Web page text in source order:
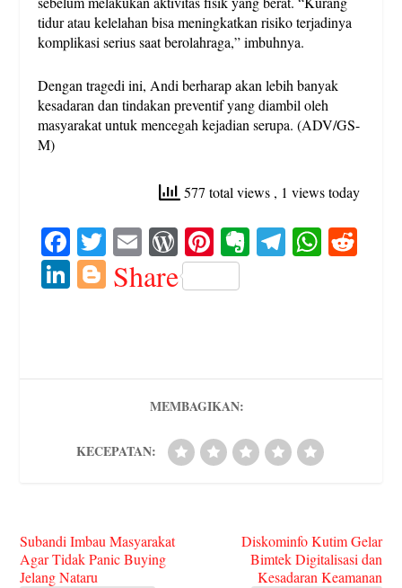
tidur atau kelelahan bisa meningkatkan risiko terjadinya
komplikasi serius saat berolahraga,” imbuhnya.
Dengan tragedi ini, Andi berharap akan lebih banyak
kesadaran dan tindakan preventif yang diambil oleh
masyarakat untuk mencegah kejadian serupa. (ADV/GS-
M)
577 total views , 1 views today
Fa
ce
bo
T
wi
tte
E
m
ail
W
or
d
s
Pi
nt
er
E Te W
Li Bl
Share
MEMBAGIKAN:
KECEPATAN:
Subandi Imbau Masyarakat
Agar Tidak Panic Buying
Jelang Nataru
Diskominfo Kutim Gelar
Bimtek Digitalisasi dan
Kesadaran Keamanan